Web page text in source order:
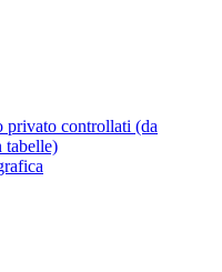
privato controllati (da
tabelle)